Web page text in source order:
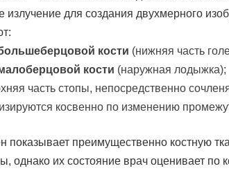
излучение для создания двухмерного
кости (нижняя часть
кости (наружная лодыжка);
часть стопы, непосредственно
косвенно по изменению
показывает преимущественно костную
однако их состояние врач оценивает